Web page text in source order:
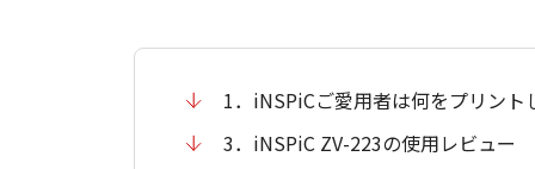
1．iNSPiCご愛用者は何をプリン
3．iNSPiC ZV-223の使用レビュー